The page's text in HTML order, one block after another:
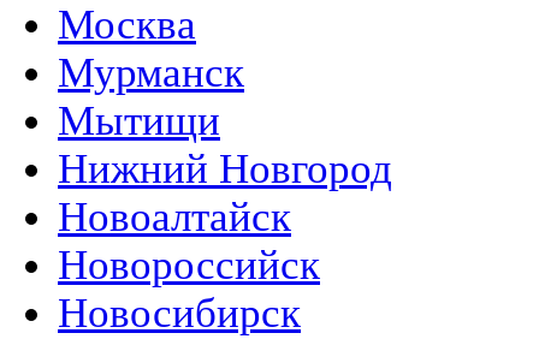
Москва
Мурманск
Мытищи
Нижний Новгород
Новоалтайск
Новороссийск
Новосибирск